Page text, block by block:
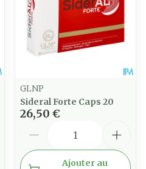
GLNP
Sideral Forte Caps 20
26,50 €
Ajouter au